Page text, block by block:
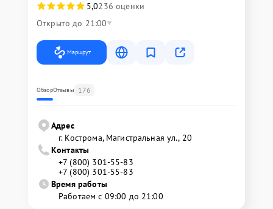
5,0236 оценки
Открыто до 21:00
Маршрут
ОбзорОтзывы 176
Адрес
г. Кострома, Магистральная ул., 20
Контакты
+7 (800) 301-55-83
+7 (800) 301-55-83
Время работы
Работаем с 09:00 до 21:00